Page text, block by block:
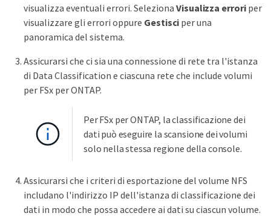
visualizza eventuali errori. Seleziona Visualizza erroriper
visualizzare gli errori oppure Gestisci per una
panoramica del sistema.
Assicurarsi che ci sia una connessione di rete tra l'istanza
di Data Classification e ciascuna rete che include volumi
per FSx per ONTAP.
Per FSx per ONTAP, la classificazione dei
dati può eseguire la scansione dei volumi
solo nella stessa regione della console.
Assicurarsi che i criteri di esportazione del volume NFS
includano l'indirizzo IP dell'istanza di classificazione dei
dati in modo che possa accedere ai dati su ciascun volume.